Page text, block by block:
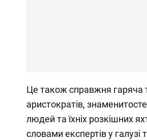
Це також справжня гаряча
аристократів,
людей та їхніх розкішних
словами експертів у галузі